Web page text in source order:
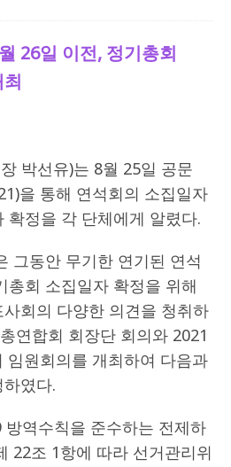
26일 이전, 정기총회
박선유)는 8월 25일 공문
을 통해 연석회의 소집일자
확정을 각 단체에게 알렸다.
그동안 무기한 연기된 연석
총회 소집일자 확정을 위해
회의 다양한 의견을 청취하
연합회 회장단 회의와 2021
임원회의를 개최하여 다음과
였다.
역수칙을 준수하는 전제하
22조 1항에 따라 선거관리위